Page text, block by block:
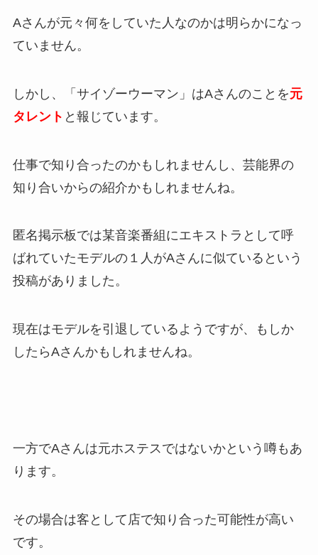
Aさんが元々何をしていた人なのかは明らかになっ
ていません。
しかし、「サイゾーウーマン」はAさんのことを元
タレント と報じています。
仕事で知り合ったのかもしれませんし、芸能界の
知り合いからの紹介かもしれませんね。
匿名掲示板では某音楽番組にエキストラとして呼
ばれていたモデルの１人がAさんに似ているという
投稿がありました。
現在はモデルを引退しているようですが、もしか
したらAさんかもしれませんね。
一方でAさんは元ホステスではないかという噂もあ
ります。
その場合は客として店で知り合った可能性が高い
です。